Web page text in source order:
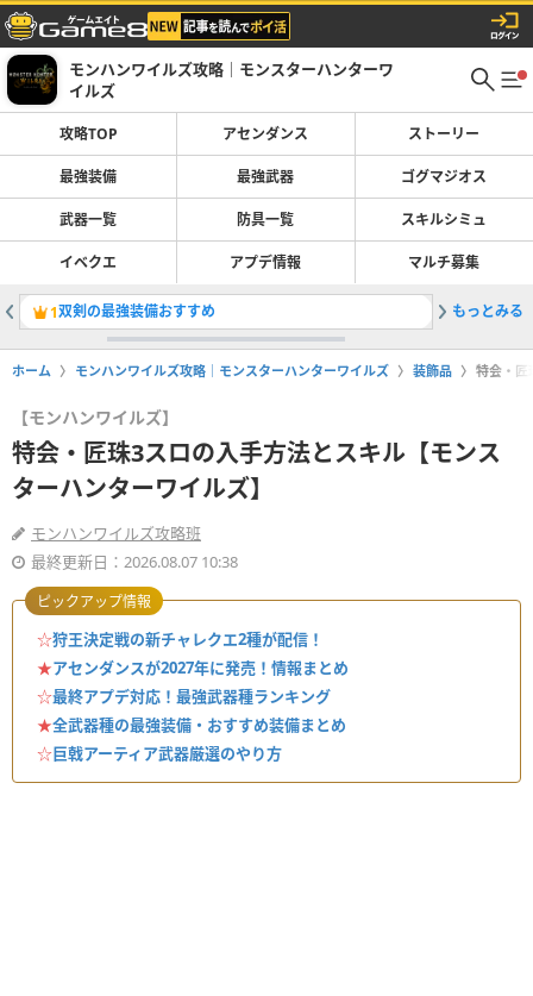
モンハンワイルズ攻略｜モンスターハンターワ
イルズ
攻略TOP アセンダンス ストーリー
最強装備 最強武器 ゴグマジオス
武器一覧 防具一覧 スキルシミュ
イベクエ アプデ情報 マルチ募集
1双剣の最強装備おすすめ 2最強装
もっとみる
ホーム モンハンワイルズ攻略｜モンスターハンターワイルズ 装飾品 特会・匠
【モンハンワイルズ】
特会・匠珠3スロの入手方法とスキル【モンス
ターハンターワイルズ】
モンハンワイルズ攻略班
最終更新日：2026.08.07 10:38
☆狩王決定戦の新チャレクエ2種が配信！
★アセンダンスが2027年に発売！情報まとめ
☆最終アプデ対応！最強武器種ランキング
★全武器種の最強装備・おすすめ装備まとめ
☆巨戟アーティア武器厳選のやり方
ピックアップ情報